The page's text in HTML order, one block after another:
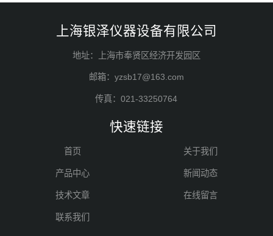
上海银泽仪器设备有限公司
地址：上海市奉贤区经济开发园区
邮箱：yzsb17@163.com
传真：021-33250764
快速链接
首页 关于我们
产品中心 新闻动态
技术文章 在线留言
联系我们